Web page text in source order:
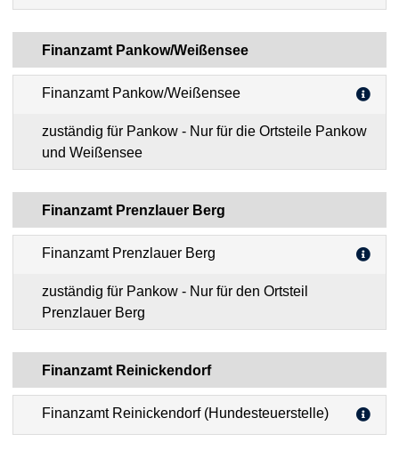
Finanzamt Pankow/Weißensee
Finanzamt Pankow/Weißensee
zuständig für Pankow - Nur für die Ortsteile Pankow
und Weißensee
Finanzamt Prenzlauer Berg
Finanzamt Prenzlauer Berg
zuständig für Pankow - Nur für den Ortsteil
Prenzlauer Berg
Finanzamt Reinickendorf
Finanzamt Reinickendorf (Hundesteuerstelle)